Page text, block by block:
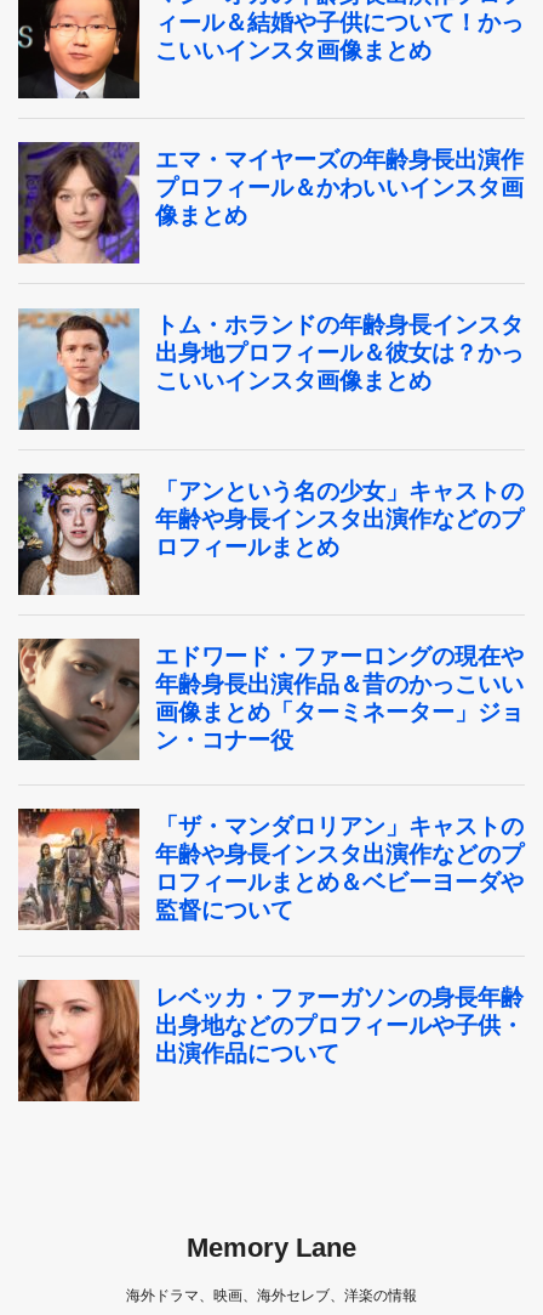
Memory Lane
海外ドラマ、映画、海外セレブ、洋楽の情報